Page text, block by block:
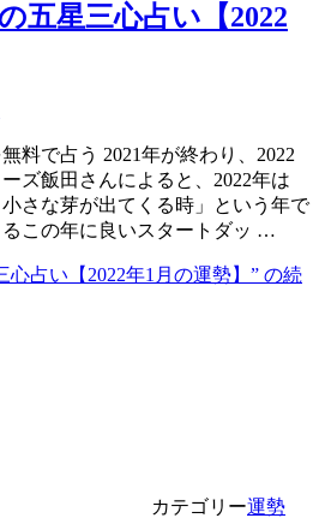
五星三心占い【2022
料で占う 2021年が終わり、2022
ズ飯田さんによると、2022年は
小さな芽が出てくる時」という年で
この年に良いスタートダッ …
心占い【2022年1月の運勢】” の続
カテゴリー運勢